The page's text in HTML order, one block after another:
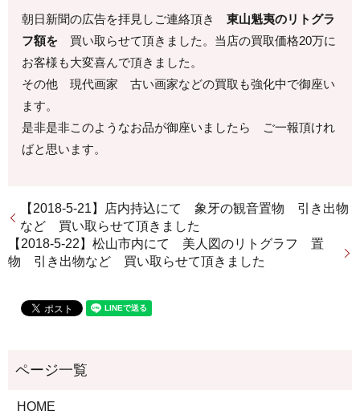
朝日新聞の広告を拝見しご連絡頂き東山魁夷のリトグラ
フ額を 買い取らせて頂きました。当店の買取価格20万に
お客様も大変喜んで頂きました。
その他 現代画家 古い画家などの買取も強化中で御座い
ます。
是非是非このようなお品が御座いましたら ご一報頂けれ
ばと思います。
【2018-5-21】店内持込にて 象牙の観音置物 引き出物
など 買い取らせて頂きました
【2018-5-22】松山市内にて 美人図のリトグラフ 置
物 引き出物など 買い取らせて頂きました
HOME